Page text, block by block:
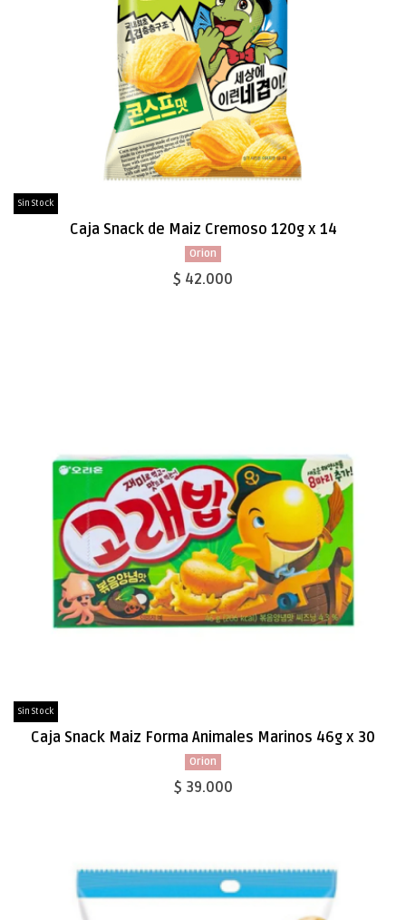
Sin Stock
Caja Snack de Maiz Cremoso 120g x 14
Orion
$ 42.000
Sin Stock
Caja Snack Maiz Forma Animales Marinos 46g x 30
Orion
$ 39.000